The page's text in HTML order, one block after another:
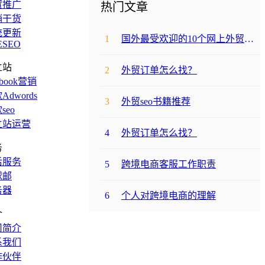
热门文章
1 国外最受欢迎的10个网上外贸购物网站
2 外贸订单怎么找？
3 外贸seo书籍推荐
4 外贸订单怎么找？
5 跨境电商客服工作职责
6 个人对跨境电商的理解
推广
干货
更新
站
营销
站运营
服务
邮
器
简介
们
伙伴